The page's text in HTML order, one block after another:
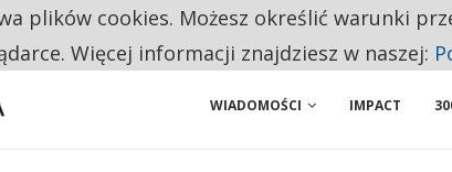
PONOWNIE ZAŁOŻYŁOBY WŁASNĄ FIRMĘ. INNYM JUŻ TAK
WIADOMOŚCI IMPACT
plików cookies. Możesz określić warunki
Więcej informacji znajdziesz w naszej: